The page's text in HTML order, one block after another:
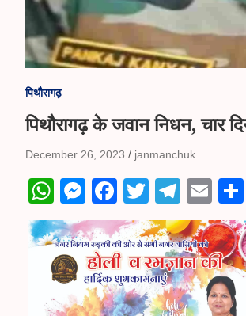
पिथौरागढ़
पिथौरागढ़ के जवान निधन, चार
December 26, 2023 janmanchuk
W
ha
ts
A
pp
M
es
se
ng
er
Fa
ce
bo
ok
T
wi
tte
r
Te
le
gr
a
m
E
m
ail